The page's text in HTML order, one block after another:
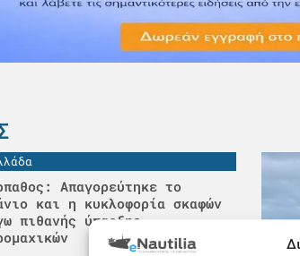
Απαγορεύτηκε το
και η κυκλοφορία σκαφών
πιθανής ύπαρξης